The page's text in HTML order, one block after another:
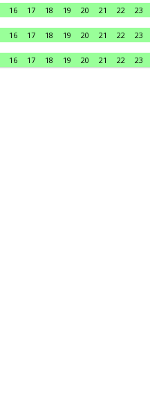
16 17 18 19 20 21 22
23
16 17 18 19 20 21 22
23
16 17 18 19 20 21 22 23